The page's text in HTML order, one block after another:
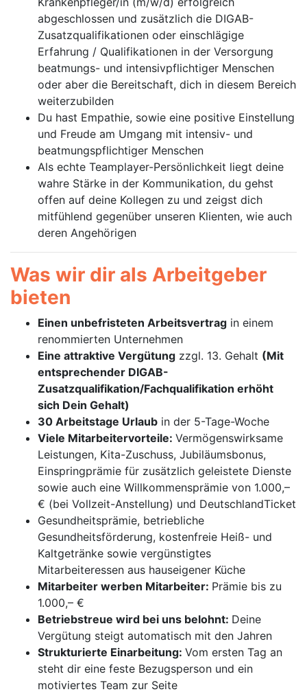
abgeschlossen und zusätzlich die DIGAB-
Zusatzqualifikationen oder einschlägige
Erfahrung / Qualifikationen in der Versorgung
beatmungs- und intensivpflichtiger Menschen
oder aber die Bereitschaft, dich in diesem Bereich
weiterzubilden
Du hast Empathie, sowie eine positive Einstellung
und Freude am Umgang mit intensiv- und
beatmungspflichtiger Menschen
Als echte Teamplayer-Persönlichkeit liegt deine
wahre Stärke in der Kommunikation, du gehst
offen auf deine Kollegen zu und zeigst dich
mitfühlend gegenüber unseren Klienten, wie auch
deren Angehörigen
Was wir dir als Arbeitgeber
bieten
Einen unbefristeten Arbeitsvertrag in einem
renommierten Unternehmen
Eine attraktive Vergütung zzgl. 13. Gehalt (Mit
entsprechender DIGAB-
Zusatzqualifikation/Fachqualifikation erhöht
sich Dein Gehalt)
30 Arbeitstage Urlaub in der 5-Tage-Woche
Viele Mitarbeitervorteile: Vermögenswirksame
Leistungen, Kita-Zuschuss, Jubiläumsbonus,
Einspringprämie für zusätzlich geleistete Dienste
sowie auch eine Willkommensprämie von 1.000,–
€ (bei Vollzeit-Anstellung) und DeutschlandTicket
Gesundheitsprämie, betriebliche
Gesundheitsförderung, kostenfreie Heiß- und
Kaltgetränke sowie vergünstigtes
Mitarbeiteressen aus hauseigener Küche
Mitarbeiter werben Mitarbeiter: Prämie bis zu
1.000,– €
Betriebstreue wird bei uns belohnt: Deine
Vergütung steigt automatisch mit den Jahren
Strukturierte Einarbeitung: Vom ersten Tag an
steht dir eine feste Bezugsperson und ein
motiviertes Team zur Seite